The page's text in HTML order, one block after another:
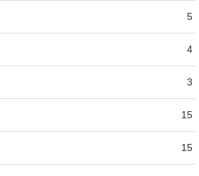
5
4
3
15
15